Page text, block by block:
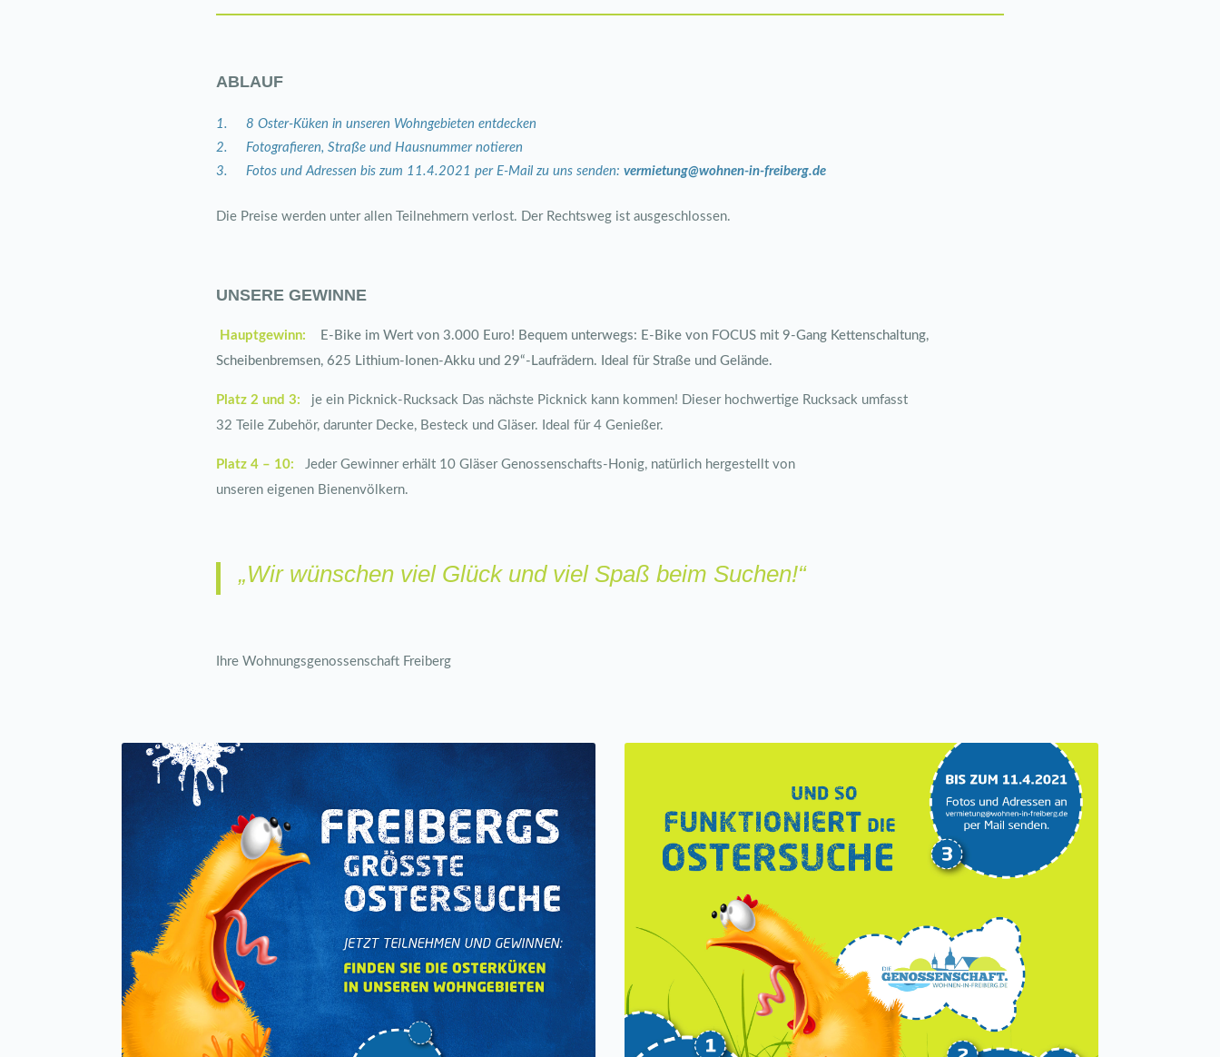
ABLAUF
8 Oster-Küken in unseren Wohngebieten entdecken
Fotografieren, Straße und Hausnummer notieren
Fotos und Adressen bis zum 11.4.2021 per E-Mail zu uns senden:vermietung@wohnen-in-freiberg.de
Die Preise werden unter allen Teilnehmern verlost. Der Rechtsweg ist ausgeschlossen.
UNSERE GEWINNE
Hauptgewinn: E-Bike im Wert von 3.000 Euro! Bequem unterwegs: E-Bike von FOCUS mit 9-Gang Kettenschaltung,
Scheibenbremsen, 625 Lithium-Ionen-Akku und 29“-Laufrädern. Ideal für Straße und Gelände.
Platz 2 und 3: je ein Picknick-Rucksack Das nächste Picknick kann kommen! Dieser hochwertige Rucksack umfasst
32 Teile Zubehör, darunter Decke, Besteck und Gläser. Ideal für 4 Genießer.
Platz 4 – 10: Jeder Gewinner erhält 10 Gläser Genossenschafts-Honig, natürlich hergestellt von
unseren eigenen Bienenvölkern.
„Wir wünschen viel Glück und viel Spaß beim Suchen!“
Ihre Wohnungsgenossenschaft Freiberg